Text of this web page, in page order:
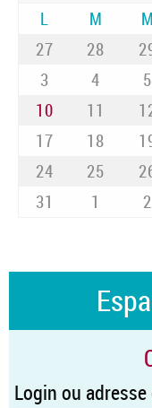
L M M
27
28
3
4 5
10
11
17
18
24
25
31
1 2
Login ou adresse